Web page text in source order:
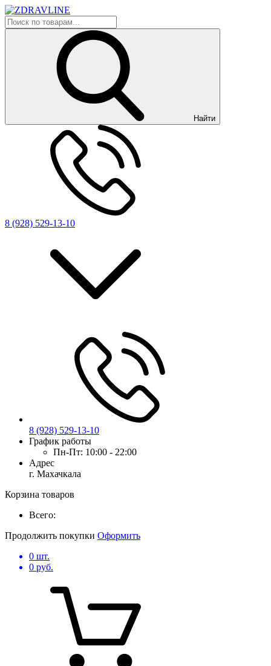
Найти
8 (928) 529-13-10
8 (928) 529-13-10
График работы
Пн-Пт: 10:00 - 22:00
Адрес
г. Махачкала
Корзина товаров
Всего:
Продолжить покупки Оформить
0 шт.
0 руб.